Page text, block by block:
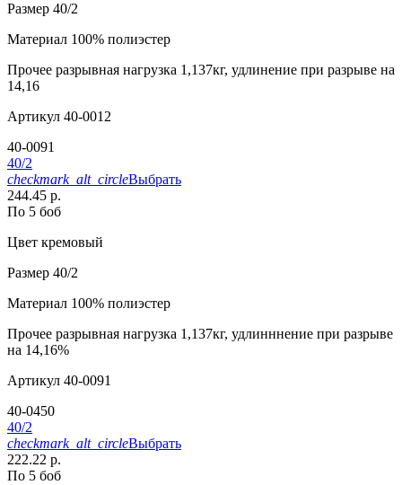
Размер 40/2
Материал 100% полиэстер
Прочее разрывная нагрузка 1,137кг, удлинение при разрыве на
14,16
Артикул 40-0012
40-0091
40/2
checkmark_alt_circleВыбрать
244.45 р.
По 5 боб
Цвет кремовый
Размер 40/2
Материал 100% полиэстер
Прочее разрывная нагрузка 1,137кг, удлинннение при разрыве
на 14,16%
Артикул 40-0091
40-0450
40/2
checkmark_alt_circleВыбрать
222.22 р.
По 5 боб